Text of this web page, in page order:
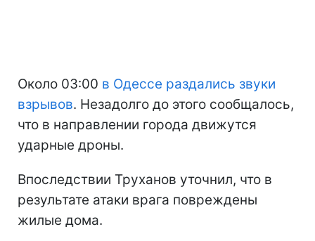
Около 03:00 в Одессе раздались звуки
взрывов. Незадолго до этого сообщалось,
что в направлении города движутся
ударные дроны.
Впоследствии Труханов уточнил, что в
результате атаки врага повреждены
жилые дома.